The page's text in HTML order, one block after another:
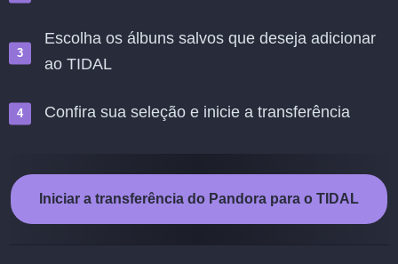
Escolha os álbuns salvos que deseja adicionar
ao TIDAL
Confira sua seleção e inicie a transferência
Iniciar a transferência do Pandora para o TIDAL